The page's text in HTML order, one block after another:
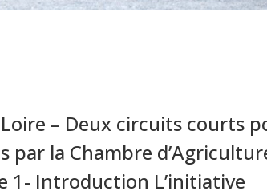
– Deux circuits courts
la Chambre
1- Introduction L’initiative